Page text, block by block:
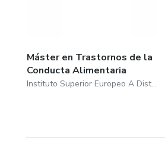
Máster en Trastornos de la
Conducta Alimentaria
Instituto Superior Europeo A Distancia De Barcelona S.L